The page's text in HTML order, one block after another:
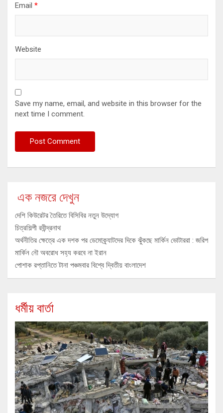
Email *
Website
Save my name, email, and website in this browser for the
next time I comment.
এক নজরে দেখুন
দেশি কিউরেটর তৈরিতে বিসিবির নতুন উদ্যোগ
চিত্রশিল্পী রবীন্দ্রনাথ
অর্থনীতির ক্ষেত্রে এক দশক পর ডেমোক্র্যাটদের দিকে ঝুঁকছে মার্কিন ভোটাররা : জরিপ
মার্কিন নৌ অবরোধ সহ্য করবে না ইরান
পোশাক রপ্তানিতে টানা পঞ্চমবার বিশ্বে দ্বিতীয় বাংলাদেশ
ধর্মীয় বার্তা